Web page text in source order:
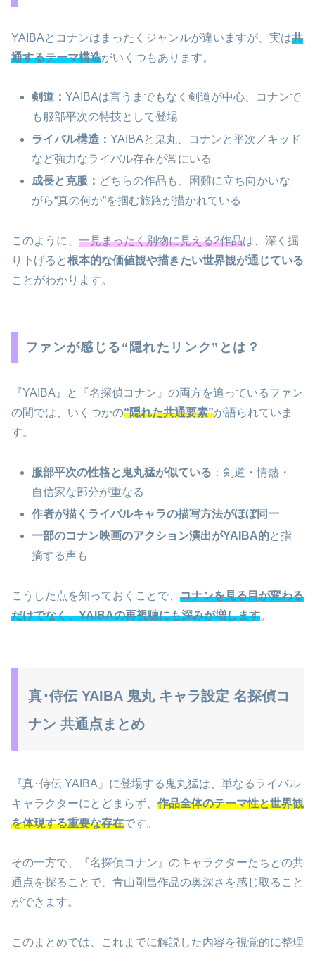
YAIBAとコナンはまったくジャンルが違いますが、実は共
通するテーマ構造がいくつもあります。
剣道：YAIBAは言うまでもなく剣道が中心、コナンで
も服部平次の特技として登場
ライバル構造：YAIBAと鬼丸、コナンと平次／キッド
など強力なライバル存在が常にいる
成長と克服： どちらの作品も、困難に立ち向かいな
がら“真の何か”を掴む旅路が描かれている
このように、 一見まったく別物に見える2作品は、深く掘
り下げると根本的な価値観や描きたい世界観が通じている
ことがわかります。
ファンが感じる“隠れたリンク”とは？
『YAIBA』と『名探偵コナン』の両方を追っているファン
の間では、いくつかの“隠れた共通要素”が語られていま
す。
服部平次の性格と鬼丸猛が似ている ：剣道・情熱・
自信家な部分が重なる
作者が描くライバルキャラの描写方法がほぼ同一
一部のコナン映画のアクション演出がYAIBA的と指
摘する声も
こうした点を知っておくことで、 コナンを見る目が変わる
だけでなく、YAIBAの再視聴にも深みが増します。
真･侍伝 YAIBA 鬼丸 キャラ設定 名探偵コ
ナン 共通点まとめ
『真･侍伝 YAIBA』に登場する鬼丸猛は、単なるライバル
キャラクターにとどまらず、 作品全体のテーマ性と世界観
を体現する重要な存在です。
その一方で、『名探偵コナン』のキャラクターたちとの共
通点を探ることで、青山剛昌作品の奥深さを感じ取ること
ができます。
このまとめでは、これまでに解説した内容を視覚的に整理